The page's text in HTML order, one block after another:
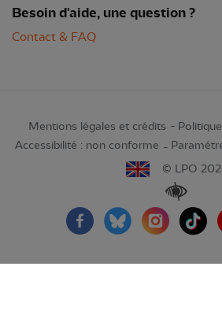
Besoin d'aide, une question ?
Contact & FAQ
Mentions légales et crédits
Accessibilité : non conforme
© LPO